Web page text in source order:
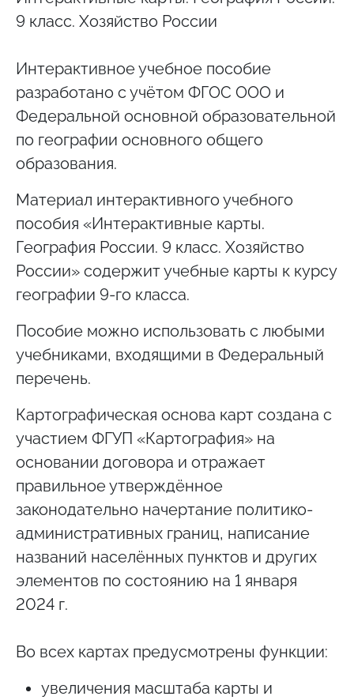
9 класс. Хозяйство России
Интерактивное учебное пособие
разработано с учётом ФГОС ООО и
Федеральной основной образовательной
по географии основного общего
образования.
Материал интерактивного учебного
пособия «Интерактивные карты.
География России. 9 класс. Хозяйство
России» содержит учебные карты к курсу
географии 9-го класса.
Пособие можно использовать с любыми
учебниками, входящими в Федеральный
перечень.
Картографическая основа карт создана с
участием ФГУП «Картография» на
основании договора и отражает
правильное утверждённое
законодательно начертание политико-
административных границ, написание
названий населённых пунктов и других
элементов по состоянию на 1 января
2024 г.
Во всех картах предусмотрены функции:
увеличения масштаба карты и